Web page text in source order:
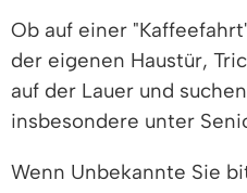
Ob auf einer
der eigenen Haustür,
auf der Lauer und
insbesondere unter
Wenn Unbekannte Sie